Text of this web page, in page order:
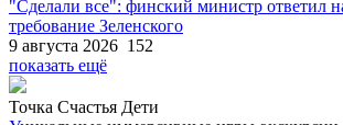
"Сделали все": финский министр ответил
требование Зеленского
9 августа 2026 152
показать ещё
Точка Счастья Дети